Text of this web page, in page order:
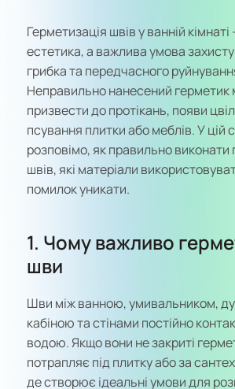
Герметизація швів у ванній
естетика, а важлива умова захисту
грибка та передчасного
Неправильно нанесений
призвести до протікань, появи
псування плитки або меблів. У цій
розповімо, як правильно виконати
швів, які матеріали
помилок уникати.
1. Чому важливо
шви
Шви між ванною, умивальником,
кабіною та стінами постійно
водою. Якщо вони не закриті
потрапляє під плитку або за
де створює ідеальні умови для